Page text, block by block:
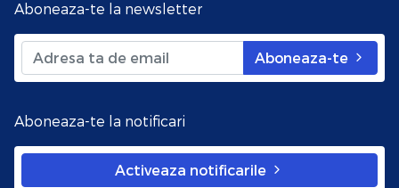
Aboneaza-te la newsletter
Aboneaza-te
Aboneaza-te la notificari
Activeaza notificarile